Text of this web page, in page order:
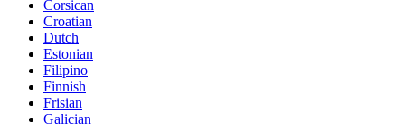
Corsican
Croatian
Dutch
Estonian
Filipino
Finnish
Frisian
Galician